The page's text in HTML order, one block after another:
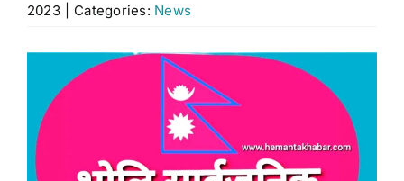
Search
2023
Categories: News
Larger
Image